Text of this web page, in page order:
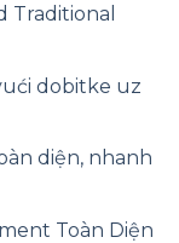
Traditional
dobitke uz
diện, nhanh
Toàn Diện